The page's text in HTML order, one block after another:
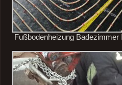
Fußbodenheizung Badezimmer II